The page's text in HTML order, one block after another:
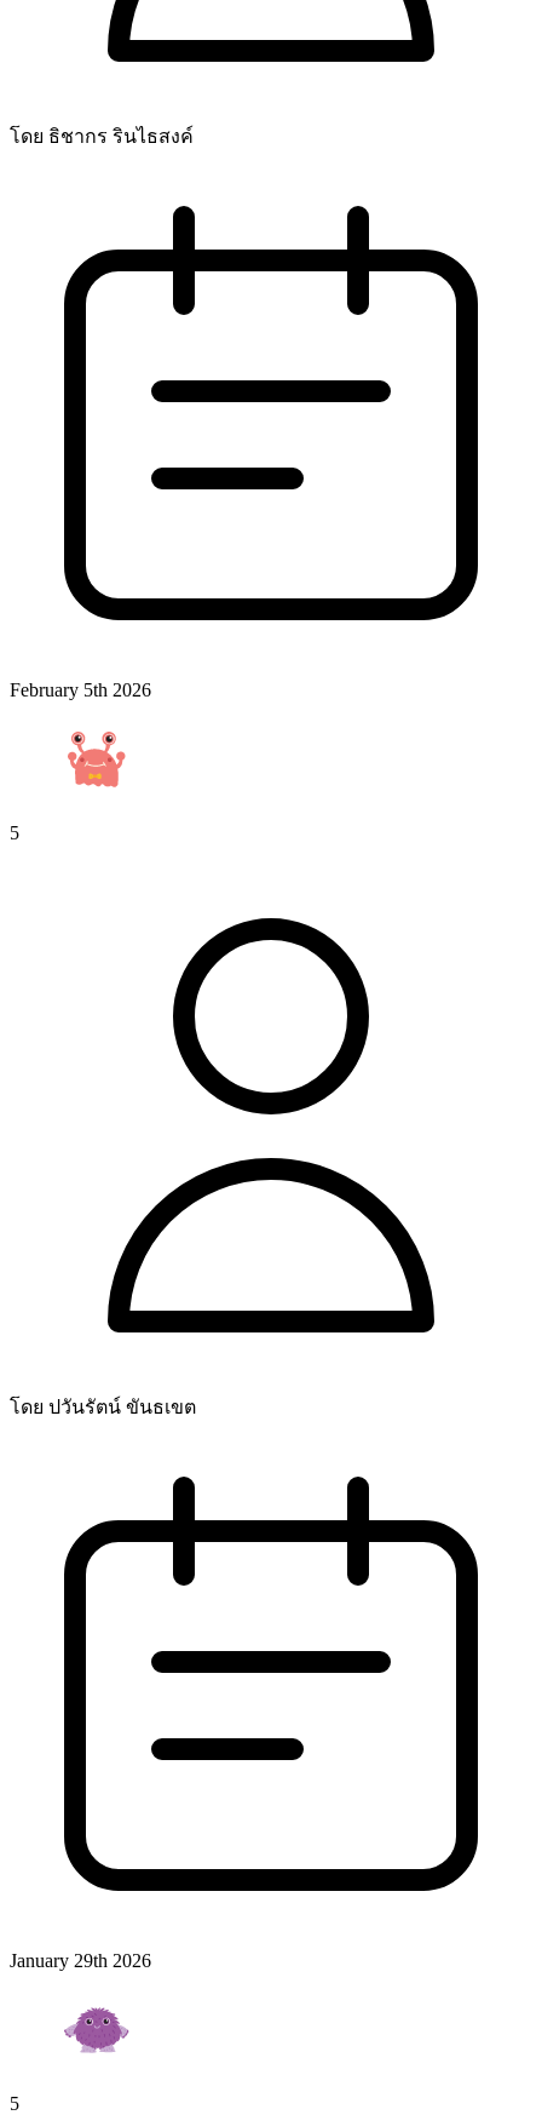
โดย ธิชากร รินไธสงค์
February 5th 2026
5
โดย ปวันรัตน์ ขันธเขต
January 29th 2026
5